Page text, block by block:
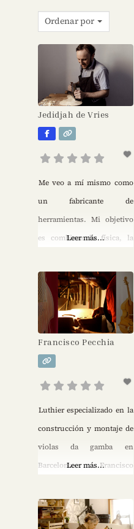
Ordenar por
Jedidjah de Vries
Me veo a mí mismo como
un fabricante de
herramientas. Mi objetivo
es combinar la física, la
mejor herramienta posible
para el músico y la música.
Por eso disfruto
especialmente colaborando
estrechamente con
músicos para afinar sus
instrumentos. He estado
Leer más...
Francisco Pecchia
Luthier especializado en la
construcción y montaje de
violas da gamba en
Barcelona. Francisco
(Patagonia Argentina) en
1978. Luthier profesional
Leer más...